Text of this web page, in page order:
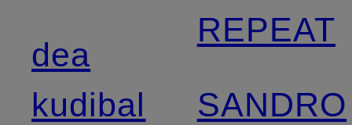
dea
kudibal
REPEAT
SANDRO